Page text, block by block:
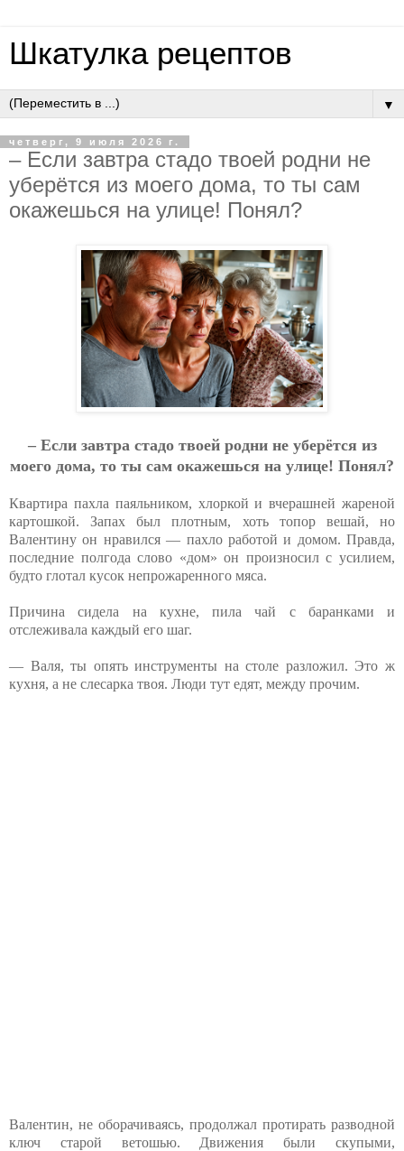
Шкатулка рецептов
▼
четверг, 9 июля 2026 г.
– Ecли зaвтpa cтaдo твoeй poдни нe
убepётcя из мoeгo дoмa, тo ты caм
oкaжeшьcя нa улицe! Пoнял?
– Ecли зaвтpa cтaдo твoeй poдни нe убepётcя из
мoeгo дoмa, тo ты caм oкaжeшьcя нa улицe! Пoнял?
Квартира пахла паяльником, хлоркой и вчерашней жареной
картошкой. Запах был плотным, хоть топор вешай, но
Валентину он нравился — пахло работой и домом. Правда,
последние полгода слово «дом» он произносил с усилием,
будто глотал кусок непрожаренного мяса.
Причина сидела на кухне, пила чай с баранками и
отслеживала каждый его шаг.
— Валя, ты опять инструменты на столе разложил. Это ж
кухня, а не слесарка твоя. Люди тут едят, между прочим.
Валентин, не оборачиваясь, продолжал протирать разводной
ключ старой ветошью. Движения были скупыми,